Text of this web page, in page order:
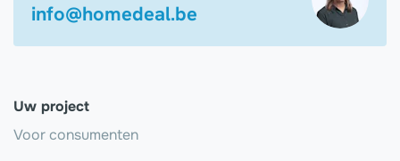
info@homedeal.be
Uw project
Voor consumenten